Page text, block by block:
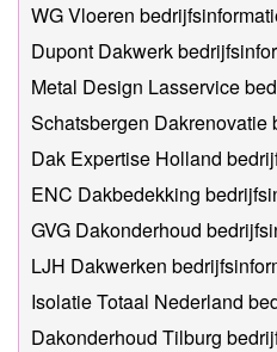
WG Vloeren
Dupont Dakwerk
Metal Design Lasservice
Schatsbergen Dakrenovatie
Dak Expertise Holland
ENC Dakbedekking
GVG Dakonderhoud
LJH Dakwerken
Isolatie Totaal Nederland
Dakonderhoud Tilburg